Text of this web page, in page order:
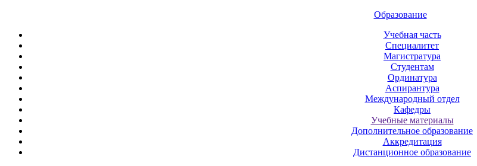
Образование
Учебная часть
Специалитет
Магистратура
Студентам
Ординатура
Аспирантура
Международный отдел
Кафедры
Учебные материалы
Дополнительное образование
Аккредитация
Дистанционное образование